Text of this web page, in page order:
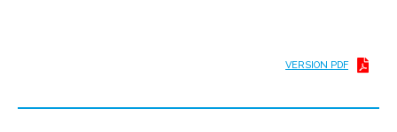
VERSION PDF